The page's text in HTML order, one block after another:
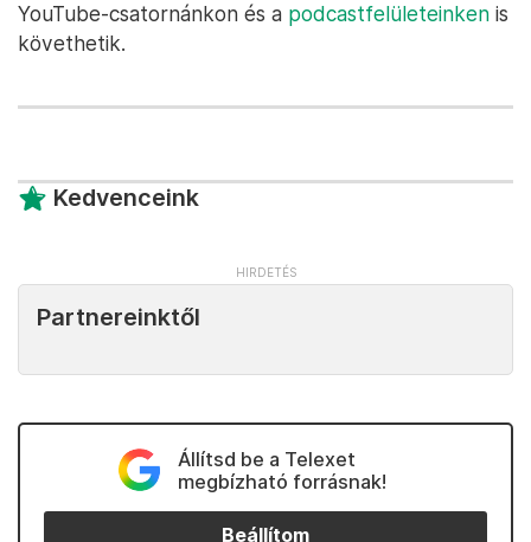
YouTube-csatornánkon és a podcastfelületeinken is
követhetik.
Kedvenceink
Partnereinktől
Állítsd be a Telexet
megbízható forrásnak!
Beállítom